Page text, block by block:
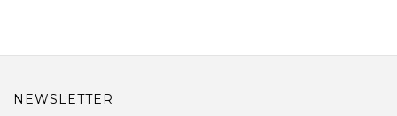
NEWSLETTER